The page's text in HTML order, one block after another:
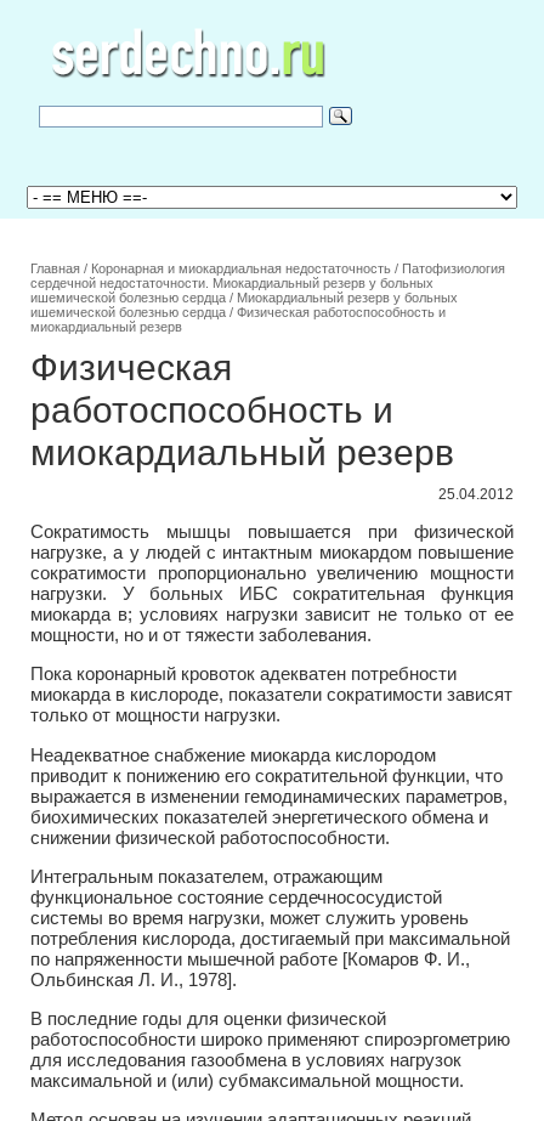
Главная / Коронарная и миокардиальная недостаточность / Патофизиология
сердечной недостаточности. Миокардиальный резерв у больных
ишемической болезнью сердца / Миокардиальный резерв у больных
ишемической болезнью сердца / Физическая работоспособность и
миокардиальный резерв
Физическая
работоспособность и
миокардиальный резерв
25.04.2012
Сократимость мышцы повышается при физической
нагрузке, а у людей с интактным миокардом повышение
сократимости пропорционально увеличению мощности
нагрузки. У больных ИБС сократительная функция
миокарда в; условиях нагрузки зависит не только от ее
мощности, но и от тяжести заболевания.
Пока коронарный кровоток адекватен потребности
миокарда в кислороде, показатели сократимости зависят
только от мощности нагрузки.
Неадекватное снабжение миокарда кислородом
приводит к понижению его сократительной функции, что
выражается в изменении гемодинамических параметров,
биохимических показателей энергетического обмена и
снижении физической работоспособности.
Интегральным показателем, отражающим
функциональное состояние сердечнососудистой
системы во время нагрузки, может служить уровень
потребления кислорода, достигаемый при максимальной
по напряженности мышечной работе [Комаров Ф. И.,
Ольбинская Л. И., 1978].
В последние годы для оценки физической
работоспособности широко применяют спироэргометрию
для исследования газообмена в условиях нагрузок
максимальной и (или) субмаксимальной мощности.